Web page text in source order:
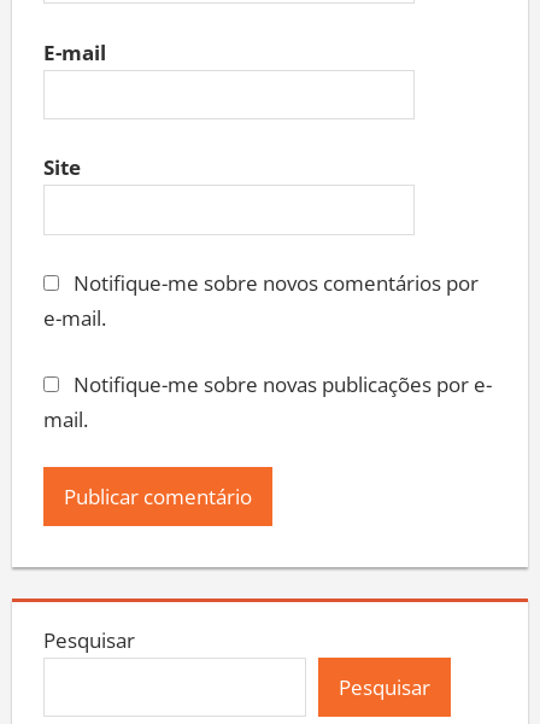
E-mail
Site
Notifique-me sobre novos comentários por
e-mail.
Notifique-me sobre novas publicações por e-
mail.
Pesquisar
Pesquisar